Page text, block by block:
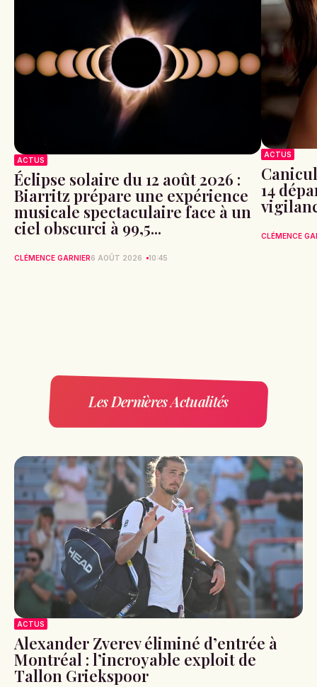
ACTUS
Éclipse solaire du 12 août 2026 :
Biarritz prépare une expérience
musicale spectaculaire face à un
ciel obscurci à 99,5...
CLÉMENCE GARNIER6 AOÛT 2026 10:45
ACTUS
14
CLÉMENCE
Les Dernières Actualités
ACTUS
Alexander Zverev éliminé d’entrée à
Montréal : l’incroyable exploit de
Tallon Griekspoor